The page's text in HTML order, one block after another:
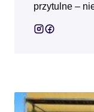
przytulne –